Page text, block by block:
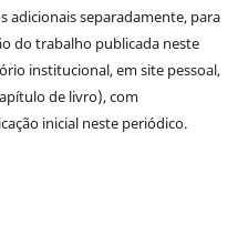
adicionais separadamente, para
do trabalho publicada neste
institucional, em site pessoal,
de livro), com
inicial neste periódico.